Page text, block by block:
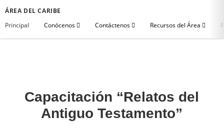
ÁREA DEL CARIBE
Principal
Conócenos Contáctenos Recursos del Área
Capacitación “Relatos del
Antiguo Testamento”